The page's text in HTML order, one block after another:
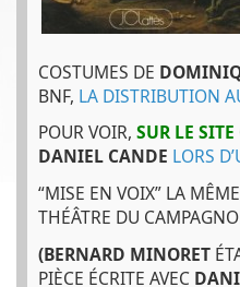
COSTUMES DE
BNF, LA DISTRIBUTION
POUR VOIR, SUR LE
DANIEL CANDE LORS
“MISE EN VOIX” LA
THÉÂTRE DU
(BERNARD MINORET
PIÈCE ÉCRITE AVEC